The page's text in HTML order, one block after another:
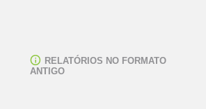
RELATÓRIOS NO FORMATO
ANTIGO